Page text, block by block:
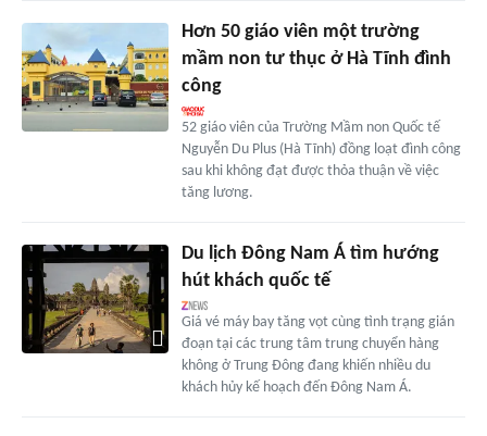
Hơn 50 giáo viên một trường
mầm non tư thục ở Hà Tĩnh đình
công
52 giáo viên của Trường Mầm non Quốc tế
Nguyễn Du Plus (Hà Tĩnh) đồng loạt đình công
sau khi không đạt được thỏa thuận về việc
tăng lương.
Du lịch Đông Nam Á tìm hướng
hút khách quốc tế
Giá vé máy bay tăng vọt cùng tình trạng gián
đoạn tại các trung tâm trung chuyển hàng
không ở Trung Đông đang khiến nhiều du
khách hủy kế hoạch đến Đông Nam Á.